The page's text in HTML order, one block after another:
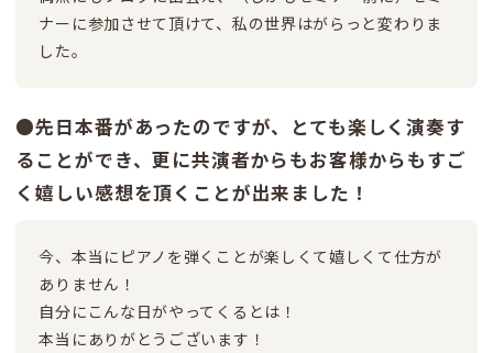
ナーに参加させて頂けて、私の世界はがらっと変わりま
した。
●先日本番があったのですが、とても楽しく演奏す
ることができ、更に共演者からもお客様からもすご
く嬉しい感想を頂くことが出来ました！
今、本当にピアノを弾くことが楽しくて嬉しくて仕方が
ありません！
自分にこんな日がやってくるとは！
本当にありがとうございます！